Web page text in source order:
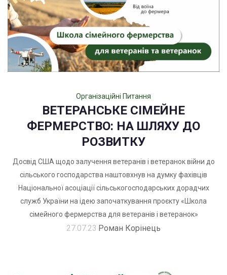
Організаційні Питання
ВЕТЕРАНСЬКЕ СІМЕЙНЕ
ФЕРМЕРСТВО: НА ШЛЯХУ ДО
РОЗВИТКУ
Досвід США щодо залучення ветеранів і ветеранок війни до
сільського господарства наштовхнув на думку фахівців
Національної асоціації сільськогосподарських дорадчих
служб України на ідею започаткування проєкту «Школа
сімейного фермерства для ветеранів і ветеранок»
27.07.23 Роман Корінець